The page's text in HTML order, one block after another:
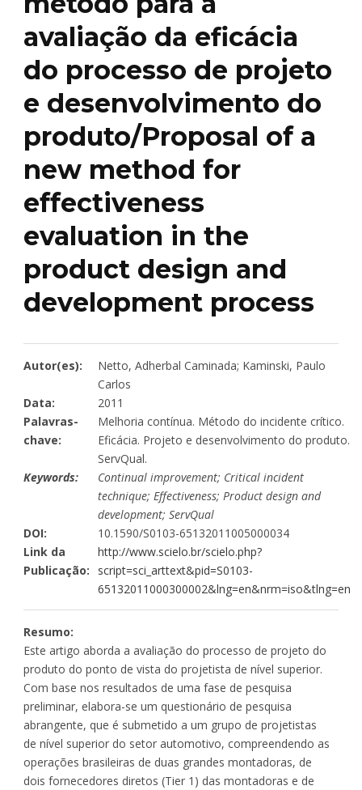
avaliação da eficácia
do processo de projeto
e desenvolvimento do
produto/Proposal of a
new method for
effectiveness
evaluation in the
product design and
development process
Autor(es):
Netto, Adherbal Caminada; Kaminski, Paulo
Carlos
Data:
2011
Palavras-
chave:
Melhoria contínua. Método do incidente crítico.
Eficácia. Projeto e desenvolvimento do produto.
ServQual.
Keywords:
Continual improvement; Critical incident
technique; Effectiveness; Product design and
development; ServQual
DOI:
10.1590/S0103-65132011005000034
Link da
Publicação:
http://www.scielo.br/scielo.php?
script=sci_arttext&pid=S0103-
65132011000300002&lng=en&nrm=iso&tlng=en
Resumo:
Este artigo aborda a avaliação do processo de projeto do
produto do ponto de vista do projetista de nível superior.
Com base nos resultados de uma fase de pesquisa
preliminar, elabora-se um questionário de pesquisa
abrangente, que é submetido a um grupo de projetistas
de nível superior do setor automotivo, compreendendo as
operações brasileiras de duas grandes montadoras, de
dois fornecedores diretos (Tier 1) das montadoras e de